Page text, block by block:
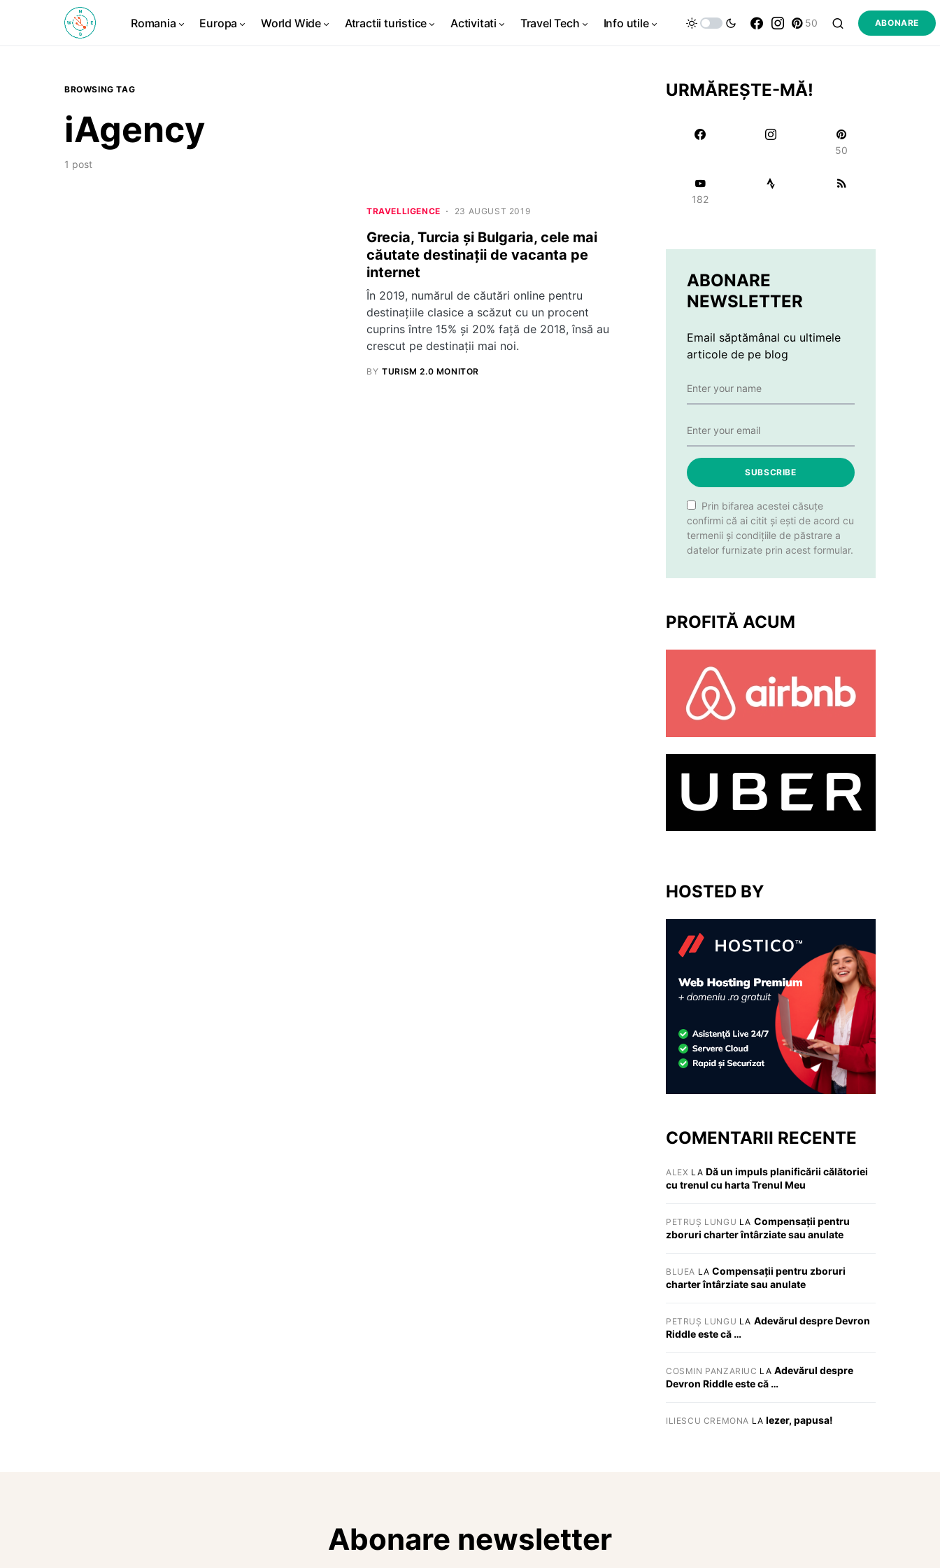
Romania Europa World Wide Atractii turistice Activitati Travel Tech Info utile 50 ABONARE
BROWSING TAG
iAgency
1 post
TRAVELLIGENCE 23 AUGUST 2019
Grecia, Turcia și Bulgaria, cele mai
căutate destinații de vacanta pe
internet
În 2019, numărul de căutări online pentru
destinațiile clasice a scăzut cu un procent
cuprins între 15% și 20% față de 2018, însă au
crescut pe destinații mai noi.
BY TURISM 2.0 MONITOR
URMĂREȘTE-MĂ!
50
182
ABONARE
NEWSLETTER
Email săptămânal cu ultimele
articole de pe blog
SUBSCRIBE
Prin bifarea acestei căsuțe
confirmi că ai citit și ești de acord cu
termenii și condițiile de păstrare a
datelor furnizate prin acest formular.
PROFITĂ ACUM
HOSTED BY
COMENTARII RECENTE
ALEX LA Dă un impuls planificării călătoriei
cu trenul cu harta Trenul Meu
PETRUȘ LUNGU LA Compensații pentru
zboruri charter întârziate sau anulate
BLUEA LACompensații pentru zboruri
charter întârziate sau anulate
PETRUȘ LUNGU LA Adevărul despre Devron
Riddle este că …
COSMIN PANZARIUC LA Adevărul despre
Devron Riddle este că …
ILIESCU CREMONA LA Iezer, papusa!
Abonare newsletter